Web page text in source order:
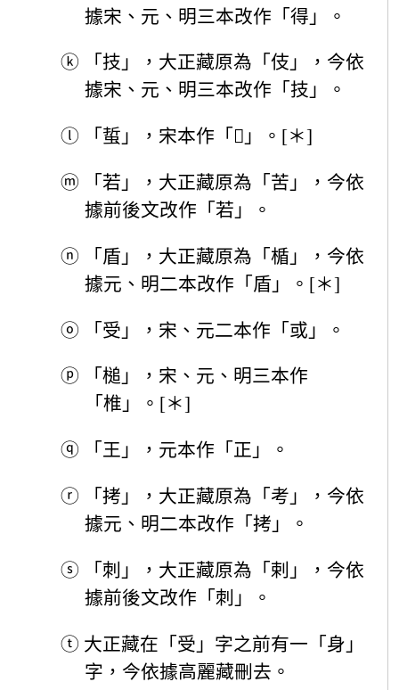
據宋、元、明三本改作「得」。
ⓚ
「技」，大正藏原為「伎」，今依
據宋、元、明三本改作「技」。
ⓛ 「蜇」，宋本作「𧎴」。[＊]
ⓜ
「若」，大正藏原為「苦」，今依
據前後文改作「若」。
ⓝ
「盾」，大正藏原為「楯」，今依
據元、明二本改作「盾」。[＊]
ⓞ 「受」，宋、元二本作「或」。
ⓟ
「槌」，宋、元、明三本作
「椎」。[＊]
ⓠ 「王」，元本作「正」。
ⓡ
「拷」，大正藏原為「考」，今依
據元、明二本改作「拷」。
ⓢ
「刺」，大正藏原為「剌」，今依
據前後文改作「刺」。
ⓣ 大正藏在「受」字之前有一「身」
字，今依據高麗藏刪去。